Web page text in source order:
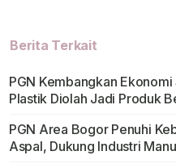
Berita Terkait
PGN Kembangkan
Plastik Diolah Jadi Produk
PGN Area Bogor Penuhi
Aspal, Dukung Industri